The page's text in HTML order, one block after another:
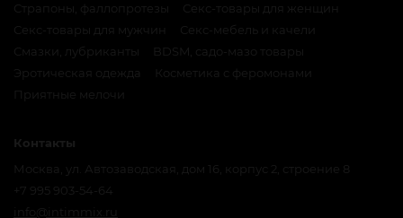
Страпоны, фаллопротезы
Секс-товары для женщин
Секс-товары для мужчин
Секс-мебель и качели
Смазки, лубриканты
BDSM, садо-мазо товары
Эротическая одежда
Косметика с феромонами
Приятные мелочи
Контакты
Москва, ул. Автозаводская, дом 16, корпус 2, строение 8
+7 995 903-54-64
info@intimmix.ru